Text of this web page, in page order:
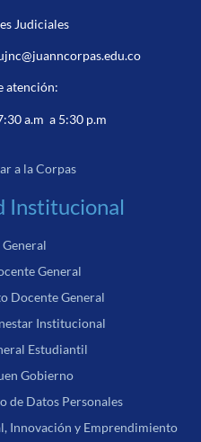
Judiciales
atención:
a.m a 5:30 p.m
a la Corpas
Institucional
General
Docente General
Institucional
Estudiantil
Gobierno
de Datos Personales
Innovación y Emprendimiento